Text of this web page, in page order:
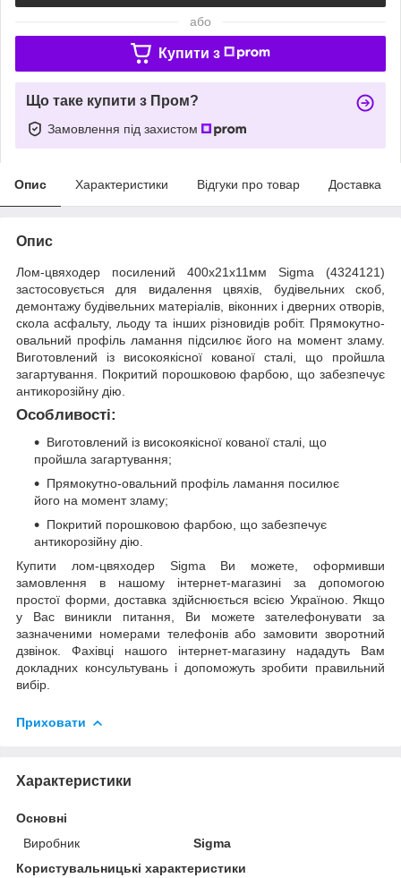
або
Купити з
Що таке купити з Пром?
Замовлення під захистом
Опис Характеристики Відгуки про товар Доставка
Опис
Лом-цвяходер посилений 400х21х11мм Sigma (4324121)
застосовується для видалення цвяхів, будівельних скоб,
демонтажу будівельних матеріалів, віконних і дверних отворів,
скола асфальту, льоду та інших різновидів робіт. Прямокутно-
овальний профіль ламання підсилює його на момент зламу.
Виготовлений із високоякісної кованої сталі, що пройшла
загартування. Покритий порошковою фарбою, що забезпечує
антикорозійну дію.
Особливості:
Виготовлений із високоякісної кованої сталі, що
пройшла загартування;
Прямокутно-овальний профіль ламання посилює
його на момент зламу;
Покритий порошковою фарбою, що забезпечує
антикорозійну дію.
Купити лом-цвяходер Sigma Ви можете, оформивши
замовлення в нашому інтернет-магазині за допомогою
простої форми, доставка здійснюється всією Україною. Якщо
у Вас виникли питання, Ви можете зателефонувати за
зазначеними номерами телефонів або замовити зворотний
дзвінок. Фахівці нашого інтернет-магазину нададуть Вам
докладних консультувань і допоможуть зробити правильний
вибір.
Приховати
Характеристики
Основні
Виробник
Sigma
Користувальницькі характеристики